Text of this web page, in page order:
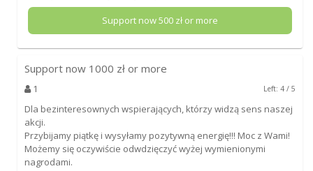
Support now500zł or more
Support now 1000 zł or more
1 Left: 4 / 5
Dla bezinteresownych wspierających, którzy widzą sens naszej
akcji.
Przybijamy piątkę i wysyłamy pozytywną energię!!! Moc z Wami!
Możemy się oczywiście odwdzięczyć wyżej wymienionymi
nagrodami.